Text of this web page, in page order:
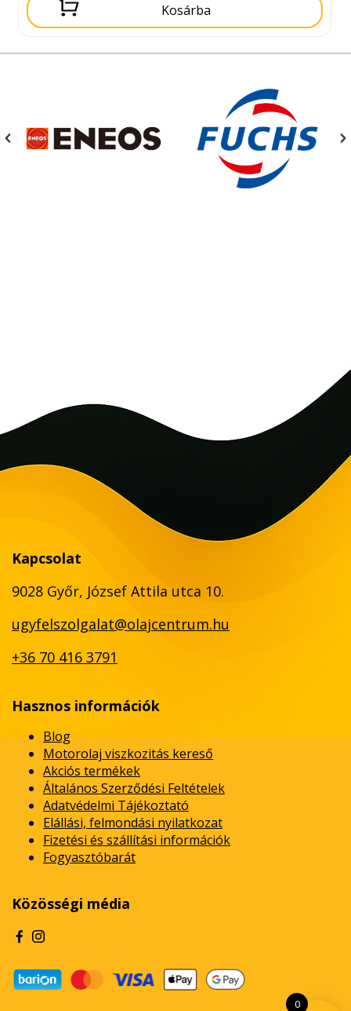
Kosárba
Kapcsolat
9028 Győr, József Attila utca 10.
ugyfelszolgalat@olajcentrum.hu
+36 70 416 3791
Hasznos információk
Blog
Motorolaj viszkozitás kereső
Akciós termékek
Általános Szerződési Feltételek
Adatvédelmi Tájékoztató
Elállási, felmondási nyilatkozat
Fizetési és szállítási információk
Fogyasztóbarát
Közösségi média
0